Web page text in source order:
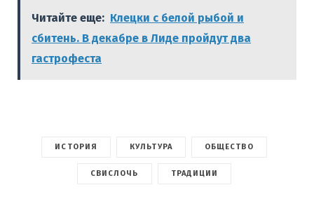
Читайте еще: Клецки с белой рыбой и
сбитень. В декабре в Лиде пройдут два
гастрофеста
ИСТОРИЯ КУЛЬТУРА ОБЩЕСТВО
СВИСЛОЧЬ ТРАДИЦИИ